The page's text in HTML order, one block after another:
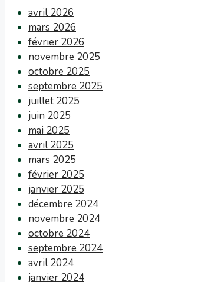
avril 2026
mars 2026
février 2026
novembre 2025
octobre 2025
septembre 2025
juillet 2025
juin 2025
mai 2025
avril 2025
mars 2025
février 2025
janvier 2025
décembre 2024
novembre 2024
octobre 2024
septembre 2024
avril 2024
janvier 2024